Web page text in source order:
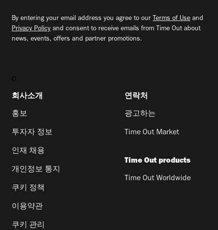
By entering your email address you agree to our Terms of Use and
Privacy Policy and consent to receive emails from Time Out about
news, events, offers and partner promotions.
0
회사소개
홍보
투자자 정보
인재 채용
개인정보 통지
쿠키 정책
이용약관
쿠키 관리
연락처
광고하는
Time Out Market
Time Out products
Time Out Worldwide